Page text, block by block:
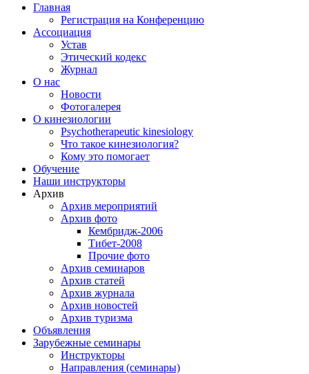
Главная
Регистрация на Конференцию
Ассоциация
Устав
Этический кодекс
Журнал
О нас
Новости
Фотогалерея
О кинезиологии
Psychotherapeutic kinesiology
Что такое кинезиология?
Кому это помогает
Обучение
Наши инструкторы
Архив
Архив мероприятий
Архив фото
Кембридж-2006
Тибет-2008
Прочие фото
Архив семинаров
Архив статей
Архив журнала
Архив новостей
Архив туризма
Объявления
Зарубежные семинары
Инструкторы
Направления (семинары)